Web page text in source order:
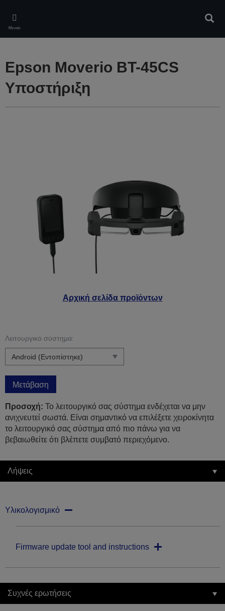
main
content
Μενού
Αρχική σελίδα προϊόντων
Epson Moverio BT-45CS
Υποστήριξη
Λειτουργικό σύστημα:
Μετάβαση
Προσοχή: Το λειτουργικό σας σύστημα ενδέχεται να μην
ανιχνευτεί σωστά. Είναι σημαντικό να επιλέξετε χειροκίνητα
το λειτουργικό σας σύστημα από πιο πάνω για να
βεβαιωθείτε ότι βλέπετε συμβατό περιεχόμενο.
Λήψεις
Υλικολογισμικό
Firmware update tool and instructions
Συχνές ερωτήσεις